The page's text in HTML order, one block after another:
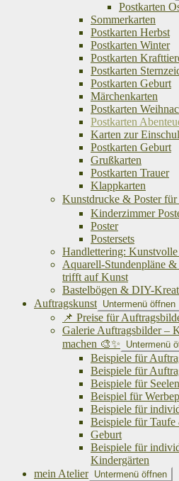
Postkarten
Sommerkarten
Postkarten Herbst
Postkarten Winter
Postkarten
Postkarten
Postkarten Geburt
Märchenkarten
Postkarten
Postkarten
Karten zur
Postkarten Geburt
Grußkarten
Postkarten Trauer
Klappkarten
Kunstdrucke & Poster
Kinderzimmer
Poster
Postersets
Handlettering:
Aquarell-Stundenpläne
trifft auf Kunst
Bastelbögen & DIY-
Auftragskunst Untermenü öffnen
📌 Preise für
Galerie Auftragsbilder –
machen 🎨✨
Untermenü
Beispiele für
Beispiele für
Beispiele für
Beispiel für
Beispiele für
Beispiele für Taufe
Geburt
Beispiele für
Kindergärten
mein Atelier Untermenü öffnen